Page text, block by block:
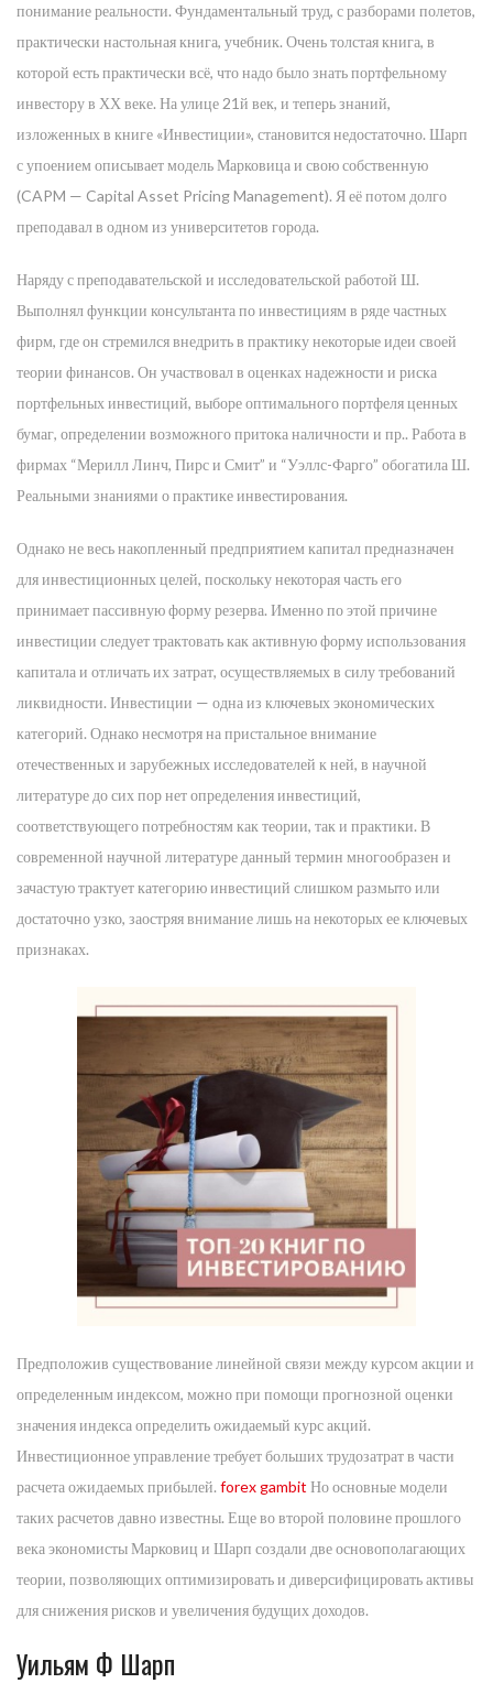
понимание реальности. Фундаментальный труд, с разборами полетов,
практически настольная книга, учебник. Очень толстая книга, в
которой есть практически всё, что надо было знать портфельному
инвестору в ХХ веке. На улице 21й век, и теперь знаний,
изложенных в книге «Инвестиции», становится недостаточно. Шарп
с упоением описывает модель Марковица и свою собственную
(CAPM — Capital Asset Pricing Management). Я её потом долго
преподавал в одном из университетов города.
Наряду с преподавательской и исследовательской работой Ш.
Выполнял функции консультанта по инвестициям в ряде частных
фирм, где он стремился внедрить в практику некоторые идеи своей
теории финансов. Он участвовал в оценках надежности и риска
портфельных инвестиций, выборе оптимального портфеля ценных
бумаг, определении возможного притока наличности и пр.. Работа в
фирмах “Мерилл Линч, Пирс и Смит” и “Уэллс-Фарго” обогатила Ш.
Реальными знаниями о практике инвестирования.
Однако не весь накопленный предприятием капитал предназначен
для инвестиционных целей, поскольку некоторая часть его
принимает пассивную форму резерва. Именно по этой причине
инвестиции следует трактовать как активную форму использования
капитала и отличать их затрат, осуществляемых в силу требований
ликвидности. Инвестиции — одна из ключевых экономических
категорий. Однако несмотря на пристальное внимание
отечественных и зарубежных исследователей к ней, в научной
литературе до сих пор нет определения инвестиций,
соответствующего потребностям как теории, так и практики. В
современной научной литературе данный термин многообразен и
зачастую трактует категорию инвестиций слишком размыто или
достаточно узко, заостряя внимание лишь на некоторых ее ключевых
признаках.
Предположив существование линейной связи между курсом акции и
определенным индексом, можно при помощи прогнозной оценки
значения индекса определить ожидаемый курс акций.
Инвестиционное управление требует больших трудозатрат в части
расчета ожидаемых прибылей. forex gambit Но основные модели
таких расчетов давно известны. Еще во второй половине прошлого
века экономисты Марковиц и Шарп создали две основополагающих
теории, позволяющих оптимизировать и диверсифицировать активы
для снижения рисков и увеличения будущих доходов.
Уильям Ф Шарп